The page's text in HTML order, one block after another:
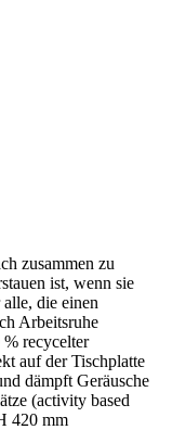
zusammen zu
ist, wenn sie
die einen
Arbeitsruhe
% recycelter
auf der Tischplatte
dämpft Geräusche
(activity based
420 mm